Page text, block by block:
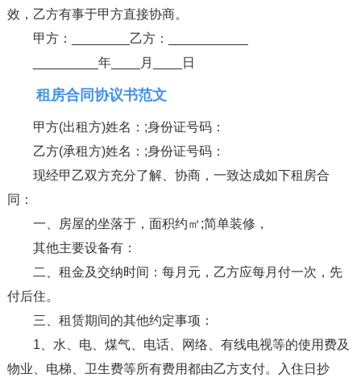
效，乙方有事于甲方直接协商。
甲方：________乙方：___________
_________年____月____日
租房合同协议书范文
甲方(出租方)姓名：;身份证号码：
乙方(承租方)姓名：;身份证号码：
现经甲乙双方充分了解、协商，一致达成如下租房合
同：
一、房屋的坐落于，面积约㎡;简单装修，
其他主要设备有：
二、租金及交纳时间：每月元，乙方应每月付一次，先
付后住。
三、租赁期间的其他约定事项：
1、水、电、煤气、电话、网络、有线电视等的使用费及
物业、电梯、卫生费等所有费用都由乙方支付。入住日抄